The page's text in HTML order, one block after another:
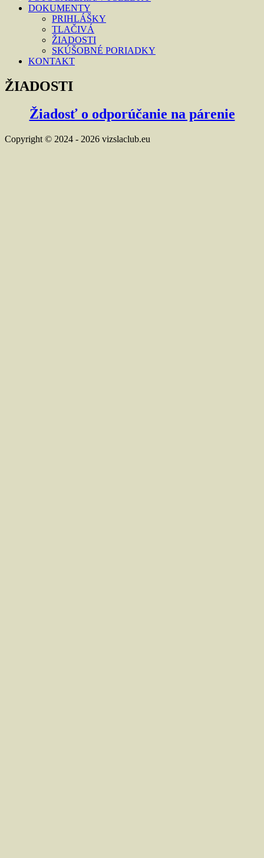
DOKUMENTY
PRIHLÁŠKY
TLAČIVÁ
ŽIADOSTI
SKÚŠOBNÉ PORIADKY
KONTAKT
ŽIADOSTI
Žiadosť o odporúčanie na párenie
Copyright © 2024 - 2026 vizslaclub.eu